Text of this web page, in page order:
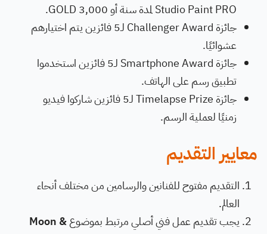
Studio Paint PRO لمدة سنة أو 3,000 GOLD.
جائزة Challenger Award لـ5 فائزين يتم اختيارهم
عشوائيًا.
جائزة Smartphone Award لـ5 فائزين استخدموا
تطبيق رسم على الهاتف.
جائزة Timelapse Prize لـ5 فائزين شاركوا فيديو
زمنيًا لعملية الرسم.
معايير التقديم
التقديم مفتوح للفنانين والرسامين من مختلف أنحاء
العالم.
يجب تقديم عمل فني أصلي مرتبط بموضوعMoon &